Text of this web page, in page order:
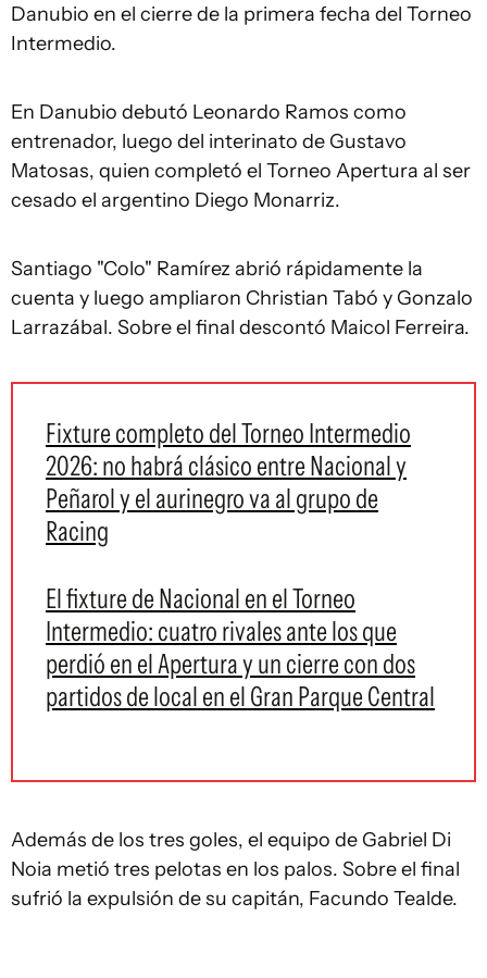
Danubio en el cierre de la primera fecha del Torneo
Intermedio.
En Danubio debutó Leonardo Ramos como
entrenador, luego del interinato de Gustavo
Matosas, quien completó el Torneo Apertura al ser
cesado el argentino Diego Monarriz.
Santiago "Colo" Ramírez abrió rápidamente la
cuenta y luego ampliaron Christian Tabó y Gonzalo
Larrazábal. Sobre el final descontó Maicol Ferreira.
Fixture completo del Torneo Intermedio
2026: no habrá clásico entre Nacional y
Peñarol y el aurinegro va al grupo de
Racing
El fixture de Nacional en el Torneo
Intermedio: cuatro rivales ante los que
perdió en el Apertura y un cierre con dos
partidos de local en el Gran Parque Central
Además de los tres goles, el equipo de Gabriel Di
Noia metió tres pelotas en los palos. Sobre el final
sufrió la expulsión de su capitán, Facundo Tealde.